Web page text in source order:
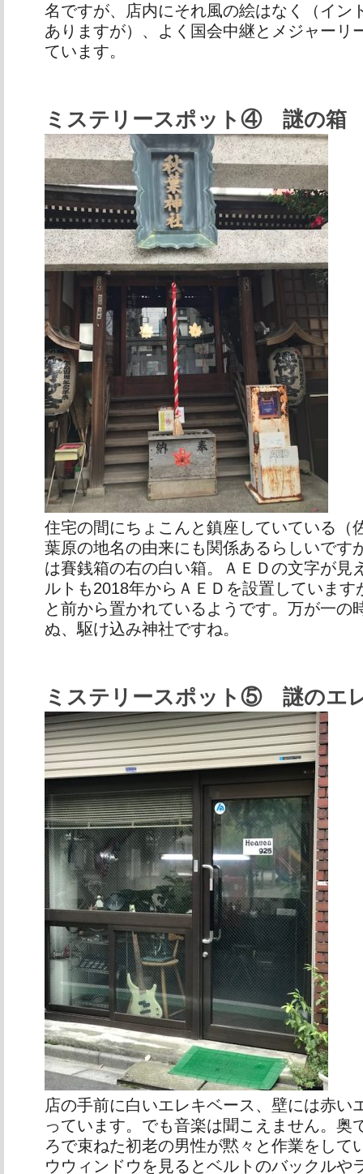
名ですが、店内にそれ風の絵はなく（イン
ありますが）、よく国会中継とメジャーリ
ています。
ミステリースポット④ 謎の箱
住宅の間にちょこんと鎮座していている（
葉原の地名の由来にも関係あるらしいです
は賽銭箱の右の白い箱。ＡＥＤの文字が見
ルトも2018年からＡＥＤを設置しています
と前から置かれているようです。万が一の
ぬ、駆け込み神社ですね。
ミステリースポット⑤ 謎のエ
店の手前に白いエレキベース、壁には赤い
っています。でも音楽は聞こえません。奥
ろで束ねた初老の男性が黙々と作業をして
ウウィンドウを見るとベルトのバックルや